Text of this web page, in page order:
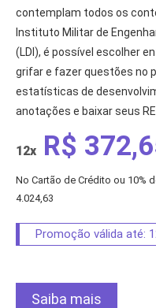
contemplam todos os
Instituto Militar de
(LDI), é possível escolher
grifar e fazer questões no
estatísticas de
anotações e baixar seus
12x R$
No Cartão de Crédito ou 10%
4.024,63
Promoção válida até:
Saiba mais